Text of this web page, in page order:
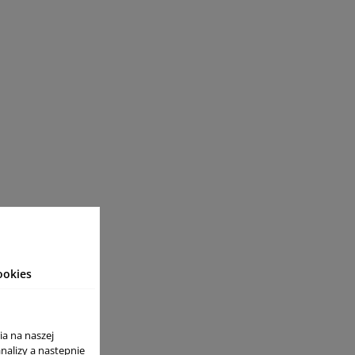
na naszej
a nastepnie